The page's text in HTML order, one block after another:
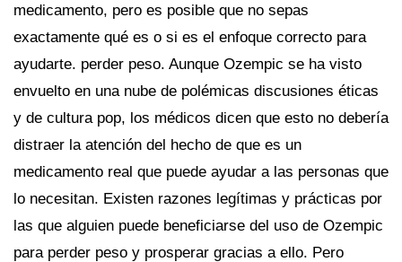
medicamento, pero es posible que no sepas
exactamente qué es o si es el enfoque correcto para
ayudarte. perder peso. Aunque Ozempic se ha visto
envuelto en una nube de polémicas discusiones éticas
y de cultura pop, los médicos dicen que esto no debería
distraer la atención del hecho de que es un
medicamento real que puede ayudar a las personas que
lo necesitan. Existen razones legítimas y prácticas por
las que alguien puede beneficiarse del uso de Ozempic
para perder peso y prosperar gracias a ello. Pero